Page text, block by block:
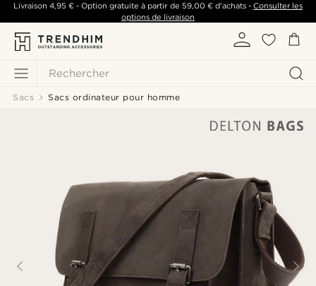
Rechercher
Livraison 4,95 €- Option gratuite à partir de 59,00 €d'achats -Consulter les
options de livraison
Sacs Sacs ordinateur pour homme